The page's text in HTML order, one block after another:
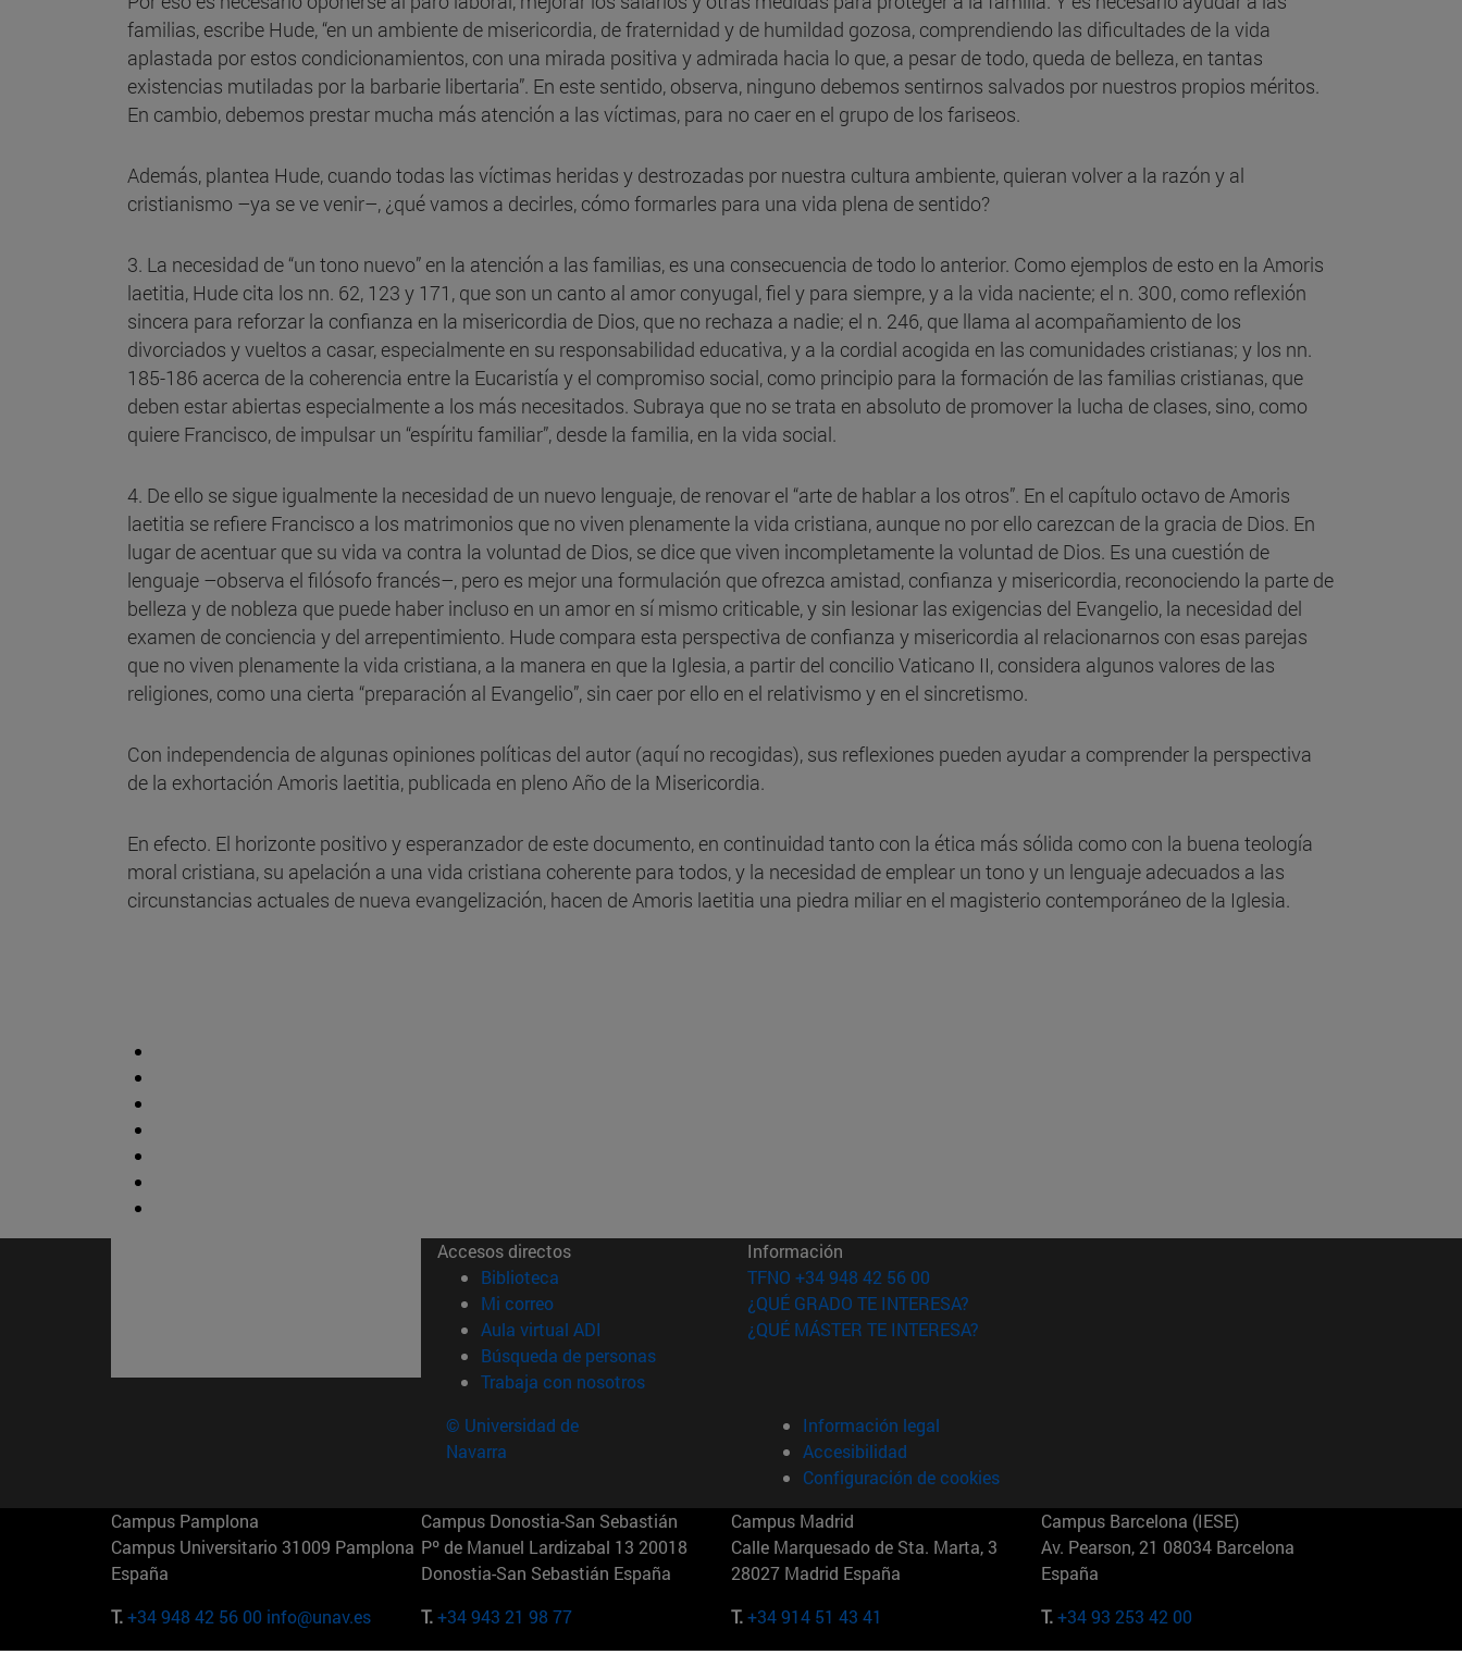
familias, escribe Hude, “en un ambiente de misericordia, de fraternidad y de humildad gozosa, comprendiendo las dificultades de la vida
aplastada por estos condicionamientos, con una mirada positiva y admirada hacia lo que, a pesar de todo, queda de belleza, en tantas
existencias mutiladas por la barbarie libertaria”. En este sentido, observa, ninguno debemos sentirnos salvados por nuestros propios méritos.
En cambio, debemos prestar mucha más atención a las víctimas, para no caer en el grupo de los fariseos.
Además, plantea Hude, cuando todas las víctimas heridas y destrozadas por nuestra cultura ambiente, quieran volver a la razón y al
cristianismo –ya se ve venir–, ¿qué vamos a decirles, cómo formarles para una vida plena de sentido?
3. La necesidad de “un tono nuevo” en la atención a las familias, es una consecuencia de todo lo anterior. Como ejemplos de esto en la Amoris
laetitia, Hude cita los nn. 62, 123 y 171, que son un canto al amor conyugal, fiel y para siempre, y a la vida naciente; el n. 300, como reflexión
sincera para reforzar la confianza en la misericordia de Dios, que no rechaza a nadie; el n. 246, que llama al acompañamiento de los
divorciados y vueltos a casar, especialmente en su responsabilidad educativa, y a la cordial acogida en las comunidades cristianas; y los nn.
185-186 acerca de la coherencia entre la Eucaristía y el compromiso social, como principio para la formación de las familias cristianas, que
deben estar abiertas especialmente a los más necesitados. Subraya que no se trata en absoluto de promover la lucha de clases, sino, como
quiere Francisco, de impulsar un “espíritu familiar”, desde la familia, en la vida social.
4. De ello se sigue igualmente la necesidad de un nuevo lenguaje, de renovar el “arte de hablar a los otros”. En el capítulo octavo de Amoris
laetitia se refiere Francisco a los matrimonios que no viven plenamente la vida cristiana, aunque no por ello carezcan de la gracia de Dios. En
lugar de acentuar que su vida va contra la voluntad de Dios, se dice que viven incompletamente la voluntad de Dios. Es una cuestión de
lenguaje –observa el filósofo francés–, pero es mejor una formulación que ofrezca amistad, confianza y misericordia, reconociendo la parte de
belleza y de nobleza que puede haber incluso en un amor en sí mismo criticable, y sin lesionar las exigencias del Evangelio, la necesidad del
examen de conciencia y del arrepentimiento. Hude compara esta perspectiva de confianza y misericordia al relacionarnos con esas parejas
que no viven plenamente la vida cristiana, a la manera en que la Iglesia, a partir del concilio Vaticano II, considera algunos valores de las
religiones, como una cierta “preparación al Evangelio”, sin caer por ello en el relativismo y en el sincretismo.
Con independencia de algunas opiniones políticas del autor (aquí no recogidas), sus reflexiones pueden ayudar a comprender la perspectiva
de la exhortación Amoris laetitia, publicada en pleno Año de la Misericordia.
En efecto. El horizonte positivo y esperanzador de este documento, en continuidad tanto con la ética más sólida como con la buena teología
moral cristiana, su apelación a una vida cristiana coherente para todos, y la necesidad de emplear un tono y un lenguaje adecuados a las
circunstancias actuales de nueva evangelización, hacen de Amoris laetitia una piedra miliar en el magisterio contemporáneo de la Iglesia.
Accesos directos
Biblioteca (abre en nueva ventana)
Mi correo(abre en nueva ventana)
Aula virtual ADI (abre en nueva ventana)
Búsqueda de personas(abre en nueva ventana)
Trabaja con nosotros(abre en nueva ventana)
Información
TFNO +34 948 42 56 00
¿QUÉ GRADO TE INTERESA?
¿QUÉ MÁSTER TE INTERESA?
© Universidad de
Navarra
Información legal
Accesibilidad
Configuración de cookies
Campus Pamplona
Campus Universitario 31009 Pamplona
España
T.+34 948 42 56 00 info@unav.es
Campus Donostia-San Sebastián
Pº de Manuel Lardizabal 13 20018
Donostia-San Sebastián España
T.+34 943 21 98 77
Campus Madrid
Calle Marquesado de Sta. Marta, 3
28027 Madrid España
T.+34 914 51 43 41
Campus Barcelona (IESE)
Av. Pearson, 21 08034 Barcelona
España
T.+34 93 253 42 00